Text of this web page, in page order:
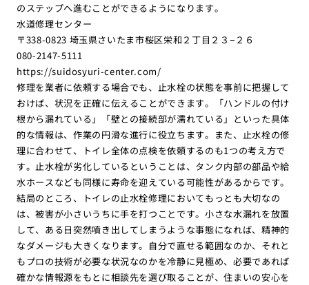
のステップへ進むことができるようになります。
水道修理センター
〒338-0823 埼玉県さいたま市桜区栄和２丁目２３−２６
080-2147-5111
https://suidosyuri-center.com/
修理を業者に依頼する場合でも、止水栓の状態を事前に把握して
おけば、状況を正確に伝えることができます。「ハンドルの付け
根から漏れている」「壁との接続部が濡れている」といった具体
的な情報は、作業の円滑な進行に役立ちます。また、止水栓の修
理に合わせて、トイレ全体の点検を依頼するのも1つの考え方で
す。止水栓が劣化しているということは、タンク内部の部品や給
水ホースなども同様に寿命を迎えている可能性があるからです。
結局のところ、トイレの止水栓修理においてもっとも大切なの
は、被害が小さいうちに手を打つことです。小さな水漏れを放置
して、ある日突然噴き出してしまうような事態になれば、精神的
なダメージも大きくなります。自分で直せる範囲なのか、それと
もプロの技術が必要な状況なのかを冷静に見極め、必要であれば
確かな情報源をもとに相談先を選び取ることが、住まいの安心を